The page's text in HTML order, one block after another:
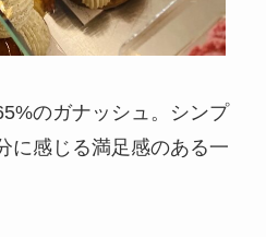
のガナッシュ。シンプ
に感じる満足感のある一